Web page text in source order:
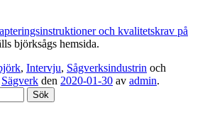
och kvalitetskrav på
björksågs hemsida.
, Intervju, Sågverksindustrin och
Sägverk den 2020-01-30 av admin.